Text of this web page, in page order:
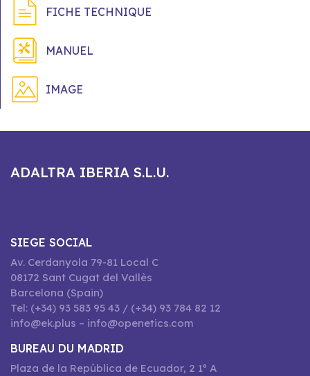
FICHE TECHNIQUE
MANUEL
IMAGE
ADALTRA IBERIA S.L.U.
SIEGE SOCIAL
Av. Cerdanyola 79-81 Local C
08172 Sant Cugat del Vallès
Barcelona (Spain)
Tel: (+34) 93 583 95 43 / (+34) 93 784 82 12
info@ek.plus – info@openetics.com
BUREAU DU MADRID
Plaza de la República de Ecuador, 2 1º A